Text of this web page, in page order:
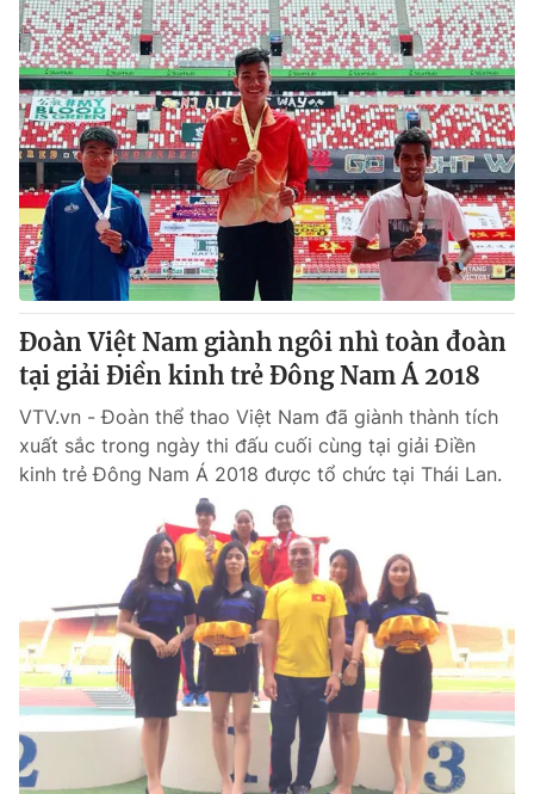
Đoàn Việt Nam giành ngôi nhì toàn đoàn
tại giải Điền kinh trẻ Đông Nam Á 2018
VTV.vn - Đoàn thể thao Việt Nam đã giành thành tích
xuất sắc trong ngày thi đấu cuối cùng tại giải Điền
kinh trẻ Đông Nam Á 2018 được tổ chức tại Thái Lan.